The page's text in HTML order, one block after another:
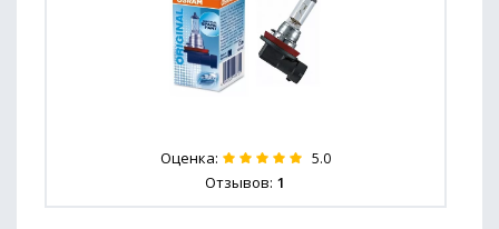
Оценка: 5.0
Отзывов: 1